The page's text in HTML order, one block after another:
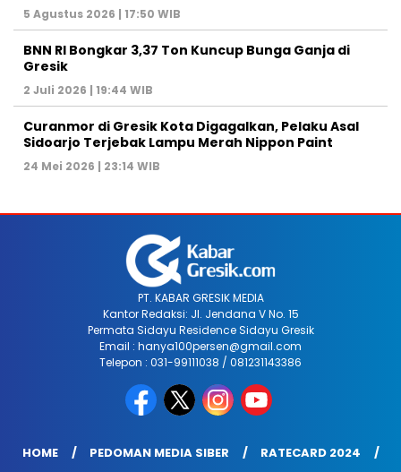
5 Agustus 2026 | 17:50 WIB
BNN RI Bongkar 3,37 Ton Kuncup Bunga Ganja di
Gresik
2 Juli 2026 | 19:44 WIB
Curanmor di Gresik Kota Digagalkan, Pelaku Asal
Sidoarjo Terjebak Lampu Merah Nippon Paint
24 Mei 2026 | 23:14 WIB
PT. KABAR GRESIK MEDIA
Kantor Redaksi: Jl. Jendana V No. 15
Permata Sidayu Residence Sidayu Gresik
Email : hanya100persen@gmail.com
Telepon : 031-99111038 / 081231143386
HOME PEDOMAN MEDIA SIBER
RATECARD 2024